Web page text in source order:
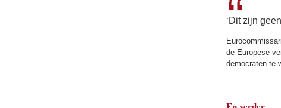
‘Dit zijn
de Europese
democraten te